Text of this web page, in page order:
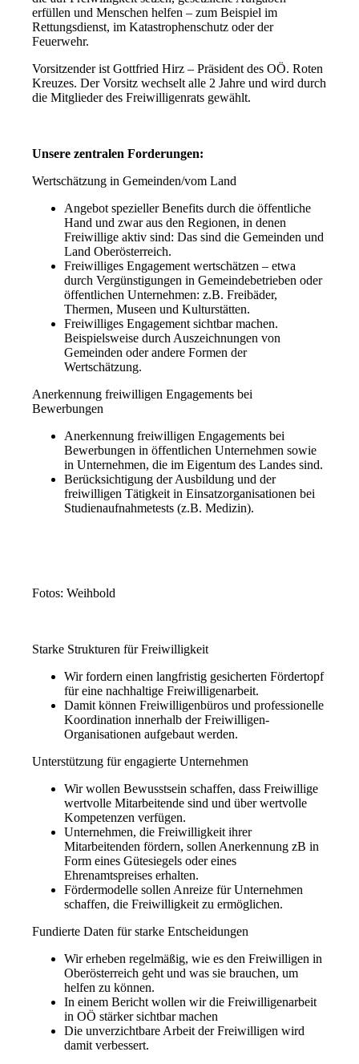
erfüllen und Menschen helfen – zum Beispiel im
Rettungsdienst, im Katastrophenschutz oder der
Feuerwehr.
Vorsitzender ist Gottfried Hirz – Präsident des OÖ. Roten
Kreuzes. Der Vorsitz wechselt alle 2 Jahre und wird durch
die Mitglieder des Freiwilligenrats gewählt.
Unsere zentralen Forderungen:
Wertschätzung in Gemeinden/vom Land
Angebot spezieller Benefits durch die öffentliche
Hand und zwar aus den Regionen, in denen
Freiwillige aktiv sind: Das sind die Gemeinden und
Land Oberösterreich.
Freiwilliges Engagement wertschätzen – etwa
durch Vergünstigungen in Gemeindebetrieben oder
öffentlichen Unternehmen: z.B. Freibäder,
Thermen, Museen und Kulturstätten.
Freiwilliges Engagement sichtbar machen.
Beispielsweise durch Auszeichnungen von
Gemeinden oder andere Formen der
Wertschätzung.
Anerkennung freiwilligen Engagements bei
Bewerbungen
Anerkennung freiwilligen Engagements bei
Bewerbungen in öffentlichen Unternehmen sowie
in Unternehmen, die im Eigentum des Landes sind.
Berücksichtigung der Ausbildung und der
freiwilligen Tätigkeit in Einsatzorganisationen bei
Studienaufnahmetests (z.B. Medizin).
Fotos: Weihbold
Starke Strukturen für Freiwilligkeit
Wir fordern einen langfristig gesicherten Fördertopf
für eine nachhaltige Freiwilligenarbeit.
Damit können Freiwilligenbüros und professionelle
Koordination innerhalb der Freiwilligen-
Organisationen aufgebaut werden.
Unterstützung für engagierte Unternehmen
Wir wollen Bewusstsein schaffen, dass Freiwillige
wertvolle Mitarbeitende sind und über wertvolle
Kompetenzen verfügen.
Unternehmen, die Freiwilligkeit ihrer
Mitarbeitenden fördern, sollen Anerkennung zB in
Form eines Gütesiegels oder eines
Ehrenamtspreises erhalten.
Fördermodelle sollen Anreize für Unternehmen
schaffen, die Freiwilligkeit zu ermöglichen.
Fundierte Daten für starke Entscheidungen
Wir erheben regelmäßig, wie es den Freiwilligen in
Oberösterreich geht und was sie brauchen, um
helfen zu können.
In einem Bericht wollen wir die Freiwilligenarbeit
in OÖ stärker sichtbar machen
Die unverzichtbare Arbeit der Freiwilligen wird
damit verbessert.